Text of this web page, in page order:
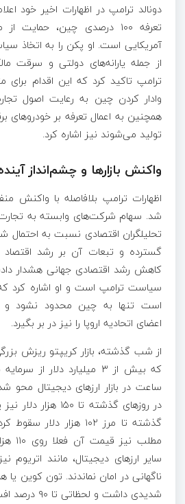
دونالد ترامپ در اظهارات اخیر خود
تعرفه ۱۰۰ درصدی چین،
آمریکایی است. او پکن را به اتخاذ
از جمله یارانه‌های دولتی و سرقت
ترامپ تاکید کرد که این اقدام برای
وادار کردن چین به رعایت اصول
همچنین به اعمال تعرفه بر
تولید می‌شوند نیز اشاره کرد.
واکنش بازار‌ها و چشم‌انداز
اظهارات ترامپ بلافاصله با واکنش
شد. سهام شرکت‌های وابسته به
تحلیلگران اقتصادی نسبت به
گسترده و تبعات آن بر رشد اقتصاد
کاهش رشد اقتصادی جهانی هشدار
سیاست ترامپ است و او اشاره کرد
است تنها به چین محدود نشود و
اعضای اتحادیه اروپا را نیز در بر بگیرد.
از شب گذشته، بازار کریپتو ریزش
که بیش از ۳ میلیارد دلار
ساعت در بازار ارز‌های دیجیتال
در روز‌های گذشته تا
گذشته تا مرز ۱۰۲ هزار
سایر ارز‌های دیجیتال، مانند
ناگهانی در امان نماندند. تون کوین یا
شدیدی داشت و لحظاتی تا ۹۰ درصد افت قیمت را تجربه کرد.